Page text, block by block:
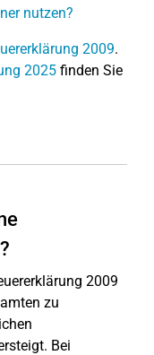
nutzen?
2009.
2025 finden Sie
2009
zu
Bei